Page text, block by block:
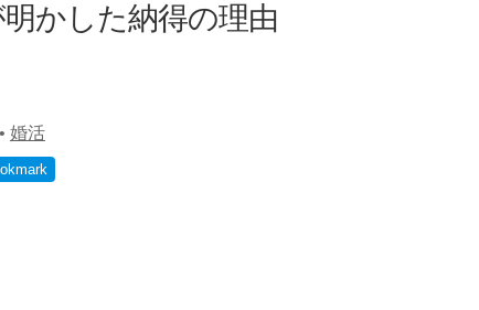
かした納得の理由
• 婚活